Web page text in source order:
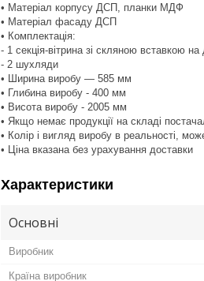
• Матеріал корпусу ДСП, планки МДФ
• Матеріал фасаду ДСП
• Комплектація:
- 1 секція-вітрина зі скляною вставкою
- 2 шухляди
• Ширина виробу — 585 мм
• Глибина виробу - 400 мм
• Висота виробу - 2005 мм
• Якщо немає продукції на складі
• Колір і вигляд виробу в реальності,
• Ціна вказана без урахування доставки
Характеристики
Основні
Виробник
Країна виробник